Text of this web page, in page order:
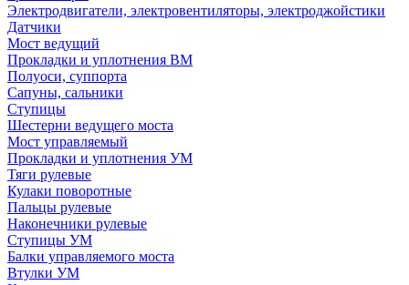
Электродвигатели, электровентиляторы, электроджойстики
Датчики
Мост ведущий
Прокладки и уплотнения ВМ
Полуоси, суппорта
Сапуны, сальники
Ступицы
Шестерни ведущего моста
Мост управляемый
Прокладки и уплотнения УМ
Тяги рулевые
Кулаки поворотные
Пальцы рулевые
Наконечники рулевые
Ступицы УМ
Балки управляемого моста
Втулки УМ